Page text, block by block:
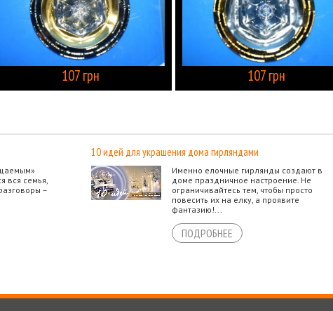
107 грн 107 грн
вся семья,
–
10 идей для украшения дома гирляндами
Именно елочные гирлянды создают в
доме праздничное настроение. Не
ограничивайтесь тем, чтобы просто
повесить их на елку, а проявите
фантазию!...
ПОДРОБНЕЕ